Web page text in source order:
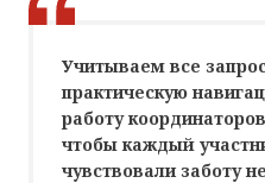
Учитываем все
практическую
работу
чтобы каждый
чувствовали заботу